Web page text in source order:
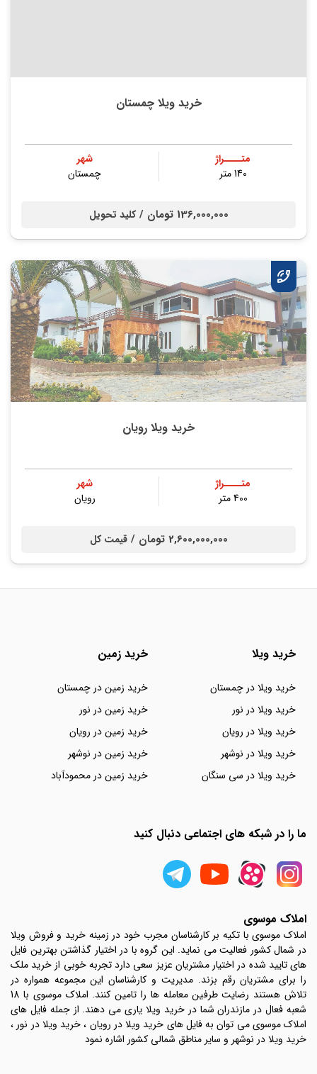
خرید ویلا چمستان
متــــراژ
140 متر
شهر
چمستان
136,000,000 تومان / کلید تحویل
خرید ویلا رویان
متــــراژ
400 متر
شهر
رویان
2,600,000,000 تومان / قیمت کل
خرید ویلا
خرید ویلا در چمستان
خرید ویلا در نور
خرید ویلا در رویان
خرید ویلا در نوشهر
خرید ویلا در سی سنگان
خرید زمین
خرید زمین در چمستان
خرید زمین در نور
خرید زمین در رویان
خرید زمین در نوشهر
خرید زمین در محمودآباد
ما را در شبکه های اجتماعی دنبال کنید
املاک موسوی
املاک موسوی با تکیه بر کارشناسان مجرب خود در زمینه خرید و فروش ویلا
در شمال کشور فعالیت می نماید. این گروه با در اختیار گذاشتن بهترین فایل
های تایید شده در اختیار مشتریان عزیز سعی دارد تجربه خوبی از خرید ملک
را برای مشتریان رقم بزند. مدیریت و کارشناسان این مجموعه همواره در
تلاش هستند رضایت طرفین معامله ها را تامین کنند. املاک موسوی با 18
شعبه فعال در مازندران شما در خرید ویلا یاری می دهند. از جمله فایل های
املاک موسوی می توان به فایل های خرید ویلا در رویان ، خرید ویلا در نور ،
خرید ویلا در نوشهر و سایر مناطق شمالی کشور اشاره نمود